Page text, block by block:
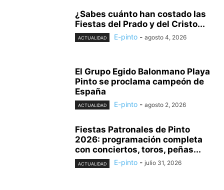
¿Sabes cuánto han costado las
Fiestas del Prado y del Cristo...
ACTUALIDAD E-pinto - agosto 4, 2026
El Grupo Egido Balonmano Playa
Pinto se proclama campeón de
España
ACTUALIDAD E-pinto - agosto 2, 2026
Fiestas Patronales de Pinto
2026: programación completa
con conciertos, toros, peñas...
ACTUALIDAD E-pinto - julio 31, 2026